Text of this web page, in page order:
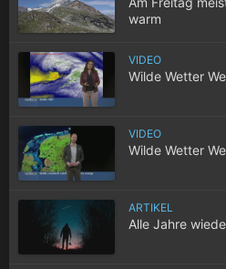
warm
VIDEO
Wilde Wetter
VIDEO
Wilde Wetter
ARTIKEL
Alle Jahre